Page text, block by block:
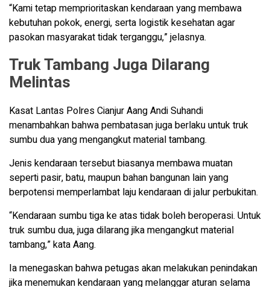
“Kami tetap memprioritaskan kendaraan yang membawa
kebutuhan pokok, energi, serta logistik kesehatan agar
pasokan masyarakat tidak terganggu,” jelasnya.
Truk Tambang Juga Dilarang
Melintas
Kasat Lantas Polres Cianjur Aang Andi Suhandi
menambahkan bahwa pembatasan juga berlaku untuk truk
sumbu dua yang mengangkut material tambang.
Jenis kendaraan tersebut biasanya membawa muatan
seperti pasir, batu, maupun bahan bangunan lain yang
berpotensi memperlambat laju kendaraan di jalur perbukitan.
“Kendaraan sumbu tiga ke atas tidak boleh beroperasi. Untuk
truk sumbu dua, juga dilarang jika mengangkut material
tambang,” kata Aang.
Ia menegaskan bahwa petugas akan melakukan penindakan
jika menemukan kendaraan yang melanggar aturan selama